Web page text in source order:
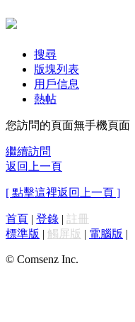
搜尋
版塊列表
用戶信息
熱帖
您訪問的頁面無手機頁面
繼續訪問
返回上一頁
[ 點擊這裡返回上一頁 ]
首頁 | 登錄 | 註冊
標準版 | 觸屏版 | 電腦版 |
© Comsenz Inc.